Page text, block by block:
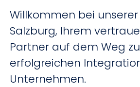
Willkommen bei
Salzburg, Ihrem
Partner auf dem Weg
erfolgreichen
Unternehmen.